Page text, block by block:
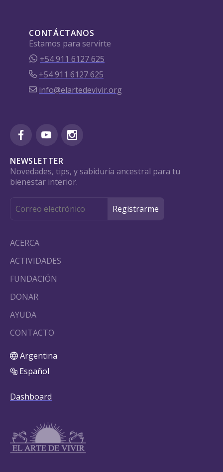
CONTÁCTANOS
Estamos para servirte
+54 911 6127 625
+54 911 6127 625
info@elartedevivir.org
NEWSLETTER
Novedades, tips, y sabiduría ancestral para tu
bienestar interior.
ACERCA
ACTIVIDADES
FUNDACIÓN
DONAR
AYUDA
CONTACTO
Argentina
Español
Dashboard